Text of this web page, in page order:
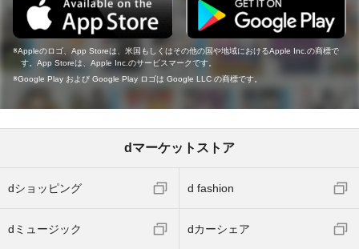
Appleのロゴ、App Storeは、米国もしくはその他の国や地域におけるApple Inc.の商標で
す。App Storeは、Apple Inc.のサービスマークです。
Google Play および Google Play ロゴは Google LLC の商標です。
dマーケットストア
dショッピング d fashion
dミュージック dカーシェア